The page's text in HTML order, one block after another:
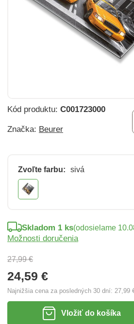
Kód produktu: C001723000
Značka: Beurer
Zvoľte farbu: sivá
27,99 €
24,59 €
Najnižšia cena za posledných 30 dní: 27,99
Skladom 1 ks(odosielame
Možnosti doručenia
Vložiť do košíka